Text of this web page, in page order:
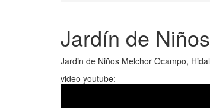
Jardín de
Jardin de Niños Melchor Ocampo,
video youtube: